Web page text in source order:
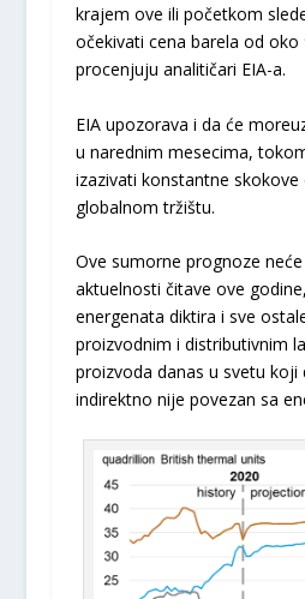
krajem ove ili početkom
očekivati cena barela od oko
procenjuju analitičari EIA-a.
EIA upozorava i da će
u narednim mesecima,
izazivati konstantne skokove
globalnom tržištu.
Ove sumorne prognoze
aktuelnosti čitave ove
energenata diktira i sve
proizvodnim i distributivnim
proizvoda danas u svetu koji
indirektno nije povezan sa